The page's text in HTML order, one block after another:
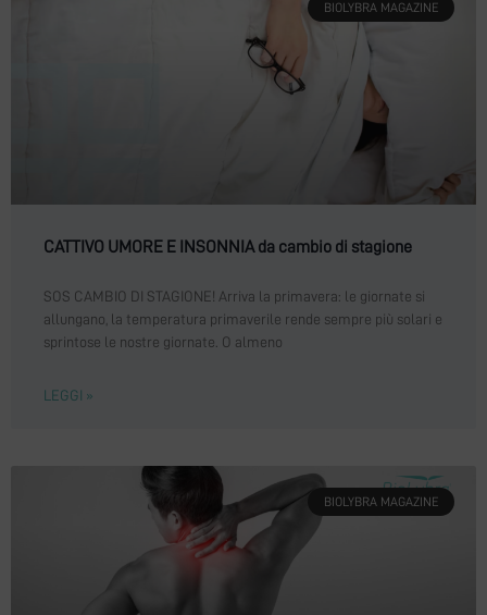
BIOLYBRA MAGAZINE
CATTIVO UMORE E INSONNIA da cambio di stagione
SOS CAMBIO DI STAGIONE! Arriva la primavera: le giornate si
allungano, la temperatura primaverile rende sempre più solari e
sprintose le nostre giornate. O almeno
LEGGI »
BIOLYBRA MAGAZINE